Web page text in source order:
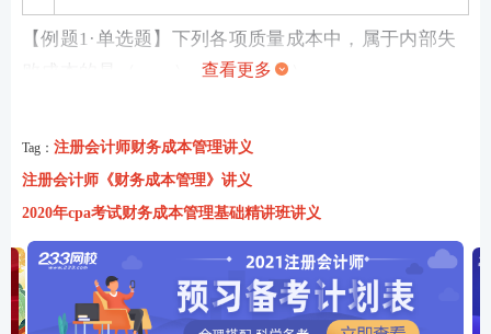
【例题1·单选题】下列各项质量成本中，属于内部失
败成本的是（ ）。（2017年）
查看更多
Tag： 注册会计师财务成本管理讲义
注册会计师《财务成本管理》讲义
2020年cpa考试财务成本管理基础精讲班讲义